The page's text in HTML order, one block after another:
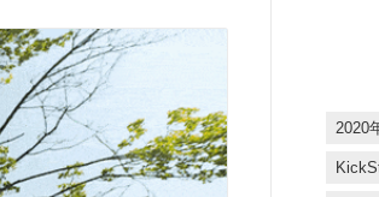
2020